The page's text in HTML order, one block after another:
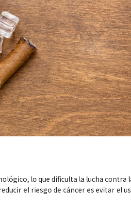
lo que dificulta la lucha contra
el riesgo de cáncer es evitar el